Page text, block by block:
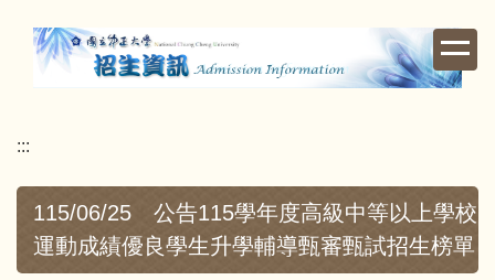
容
:::
115/06/25 公告115學年度高級中等以上學校
運動成績優良學生升學輔導甄審甄試招生榜單